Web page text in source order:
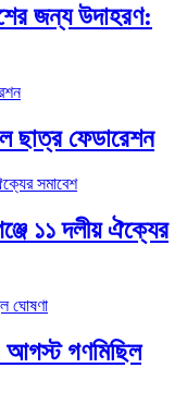
জন্য উদাহরণ:
ছাত্র ফেডারেশন
১১ দলীয় ঐক্যের
আগস্ট গণমিছিল